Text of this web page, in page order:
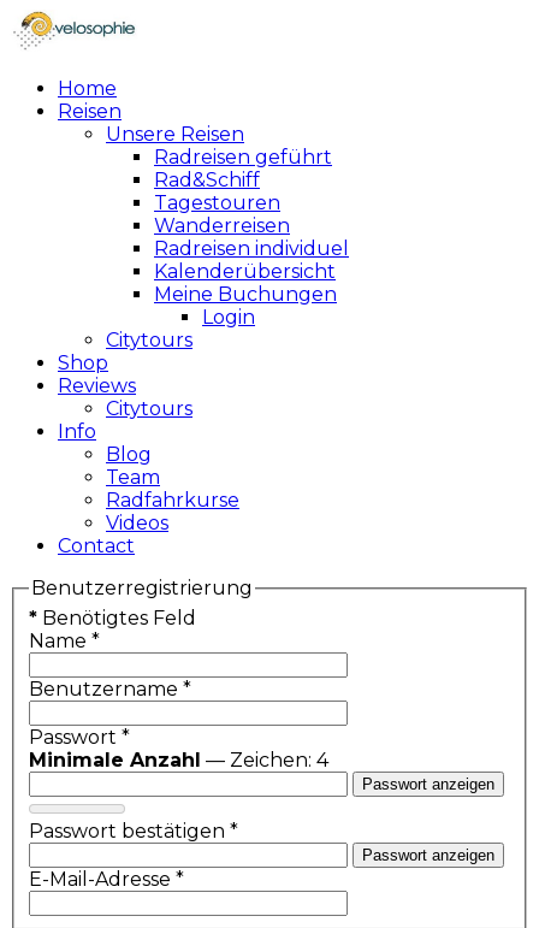
Home
Reisen
Unsere Reisen
Radreisen geführt
Rad&Schiff
Tagestouren
Wanderreisen
Radreisen individuel
Kalenderübersicht
Meine Buchungen
Login
Citytours
Shop
Reviews
Citytours
Info
Blog
Team
Radfahrkurse
Videos
Contact
Benutzerregistrierung
* Benötigtes Feld
Name *
Benutzername *
Passwort *
Minimale Anzahl — Zeichen: 4
Passwort anzeigen
Passwort bestätigen *
Passwort anzeigen
E-Mail-Adresse *